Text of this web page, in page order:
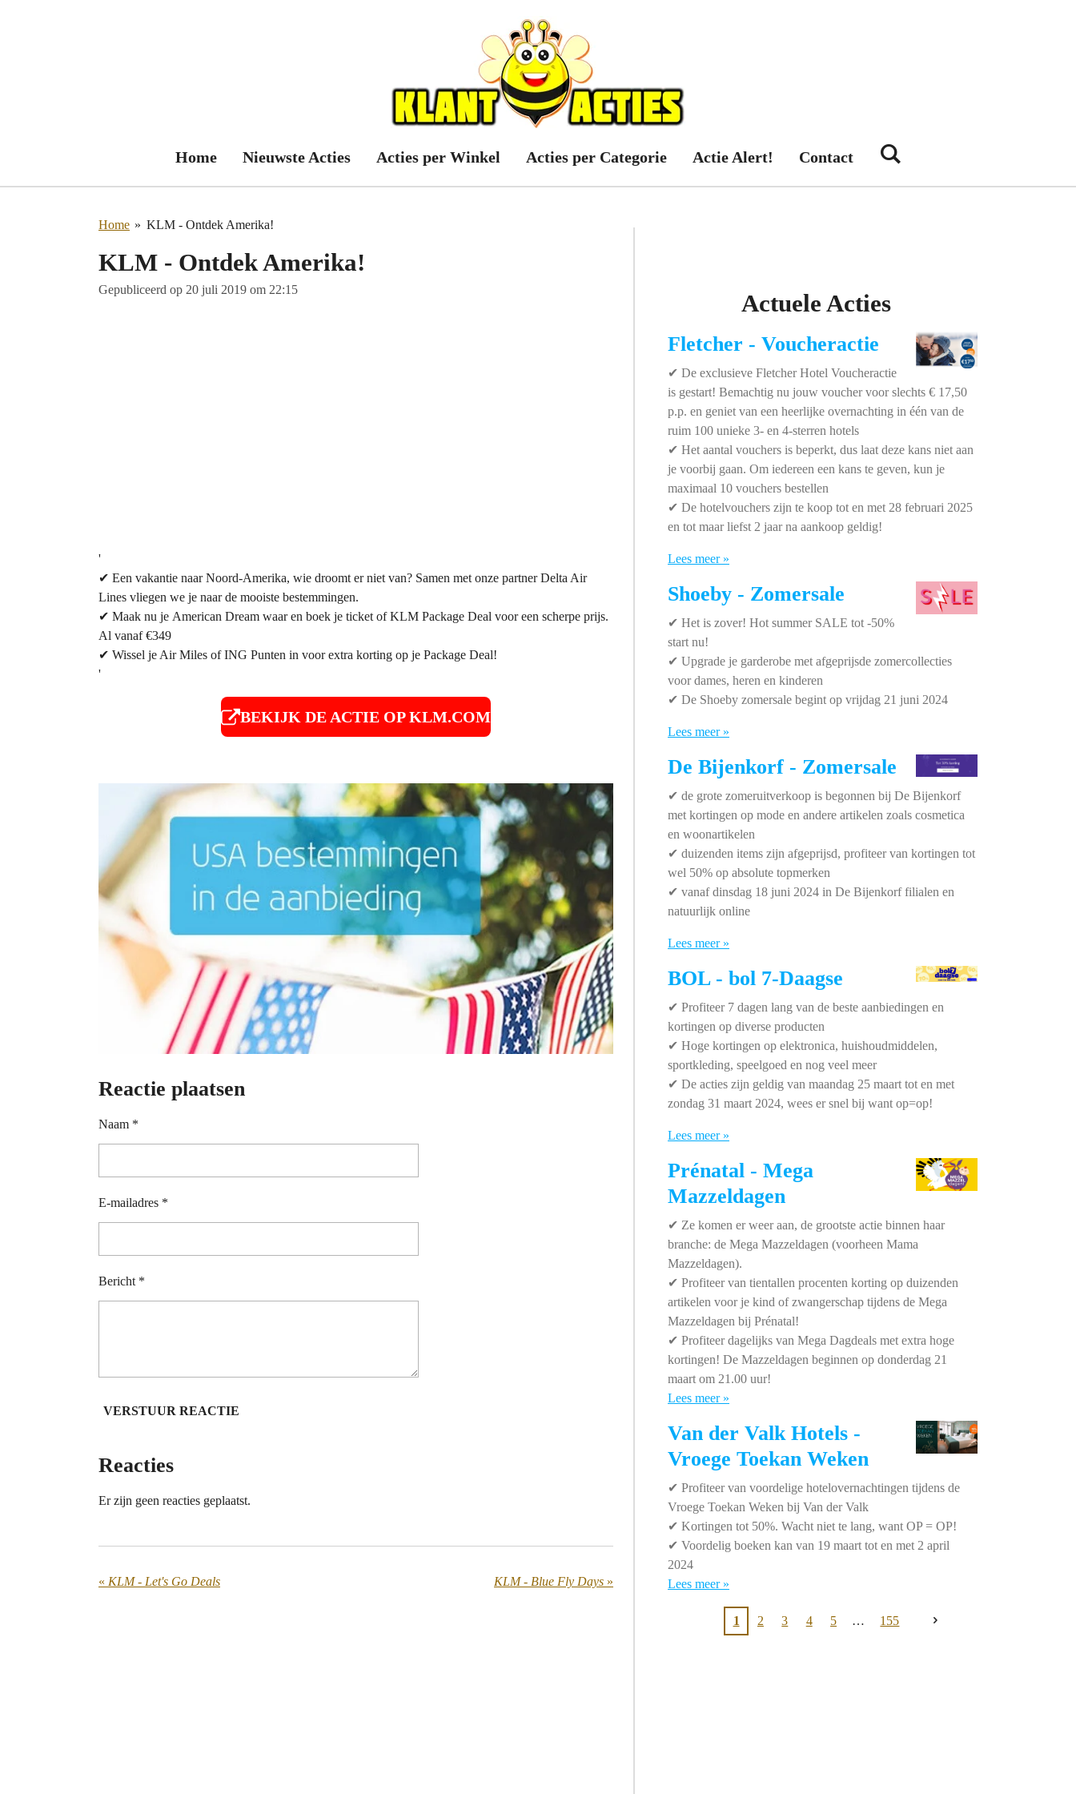
Home Nieuwste Acties Acties per Winkel Acties per Categorie Actie Alert! Contact
Home » KLM - Ontdek Amerika!
KLM - Ontdek Amerika!
Gepubliceerd op 20 juli 2019 om 22:15
'
✔ Een vakantie naar Noord-Amerika, wie droomt er niet van? Samen met onze partner Delta Air
Lines vliegen we je naar de mooiste bestemmingen.
✔ Maak nu je American Dream waar en boek je ticket of KLM Package Deal voor een scherpe prijs.
Al vanaf €349
✔ Wissel je Air Miles of ING Punten in voor extra korting op je Package Deal!
'
BEKIJK DE ACTIE OPKLM.COM
Reactie plaatsen
Naam *
E-mailadres *
Bericht *
VERSTUUR REACTIE
Reacties
Er zijn geen reacties geplaatst.
« KLM - Let's Go Deals KLM - Blue Fly Days »
Actuele Acties
Fletcher - Voucheractie
✔ De exclusieve Fletcher Hotel Voucheractie
is gestart! Bemachtig nu jouw voucher voor slechts € 17,50
p.p. en geniet van een heerlijke overnachting in één van de
ruim 100 unieke 3- en 4-sterren hotels
✔ Het aantal vouchers is beperkt, dus laat deze kans niet aan
je voorbij gaan. Om iedereen een kans te geven, kun je
maximaal 10 vouchers bestellen
✔ De hotelvouchers zijn te koop tot en met 28 februari 2025
en tot maar liefst 2 jaar na aankoop geldig!
Lees meer »
Shoeby - Zomersale
✔ Het is zover! Hot summer SALE tot -50%
start nu!
✔ Upgrade je garderobe met afgeprijsde zomercollecties
voor dames, heren en kinderen
✔ De Shoeby zomersale begint op vrijdag 21 juni 2024
Lees meer »
De Bijenkorf - Zomersale
✔ de grote zomeruitverkoop is begonnen bij De Bijenkorf
met kortingen op mode en andere artikelen zoals cosmetica
en woonartikelen
✔ duizenden items zijn afgeprijsd, profiteer van kortingen tot
wel 50% op absolute topmerken
✔ vanaf dinsdag 18 juni 2024 in De Bijenkorf filialen en
natuurlijk online
Lees meer »
BOL - bol 7-Daagse
✔ Profiteer 7 dagen lang van de beste aanbiedingen en
kortingen op diverse producten
✔ Hoge kortingen op elektronica, huishoudmiddelen,
sportkleding, speelgoed en nog veel meer
✔ De acties zijn geldig van maandag 25 maart tot en met
zondag 31 maart 2024, wees er snel bij want op=op!
Lees meer »
Prénatal - Mega
Mazzeldagen
✔ Ze komen er weer aan, de grootste actie binnen haar
branche: de Mega Mazzeldagen (voorheen Mama
Mazzeldagen).
✔ Profiteer van tientallen procenten korting op duizenden
artikelen voor je kind of zwangerschap tijdens de Mega
Mazzeldagen bij Prénatal!
✔ Profiteer dagelijks van Mega Dagdeals met extra hoge
kortingen! De Mazzeldagen beginnen op donderdag 21
maart om 21.00 uur!
Lees meer »
Van der Valk Hotels -
Vroege Toekan Weken
✔ Profiteer van voordelige hotelovernachtingen tijdens de
Vroege Toekan Weken bij Van der Valk
✔ Kortingen tot 50%. Wacht niet te lang, want OP = OP!
✔ Voordelig boeken kan van 19 maart tot en met 2 april
2024
Lees meer »
1 2 3 4 5 155